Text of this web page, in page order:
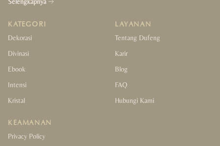
KATEGORI
Dekorasi
Divinasi
Ebook
Intensi
Kristal
LAYANAN
Tentang Dufeng
Karir
Blog
FAQ
Hubungi Kami
KEAMANAN
Privacy Policy